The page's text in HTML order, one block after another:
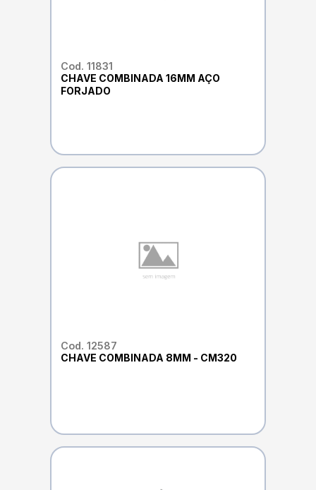
Cod. 11831
CHAVE COMBINADA 16MM AÇO
FORJADO
Cod. 12587
CHAVE COMBINADA 8MM - CM320